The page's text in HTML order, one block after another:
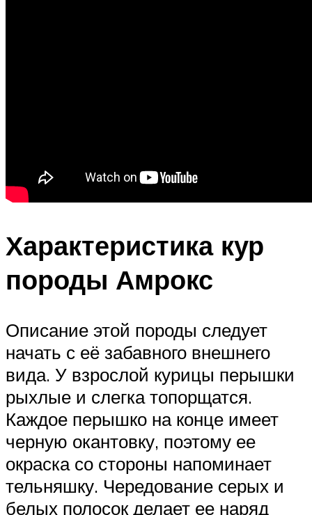
Характеристика кур
породы Амрокс
Описание этой породы следует
начать с её забавного внешнего
вида. У взрослой курицы перышки
рыхлые и слегка топорщатся.
Каждое перышко на конце имеет
черную окантовку, поэтому ее
окраска со стороны напоминает
тельняшку. Чередование серых и
белых полосок делает ее наряд